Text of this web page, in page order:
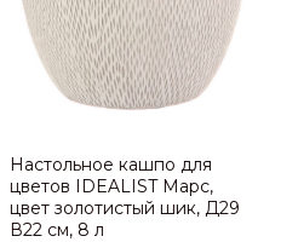
Настольное кашпо для
цветов IDEALIST Марс,
цвет золотистый шик, Д29
В22 см, 8 л